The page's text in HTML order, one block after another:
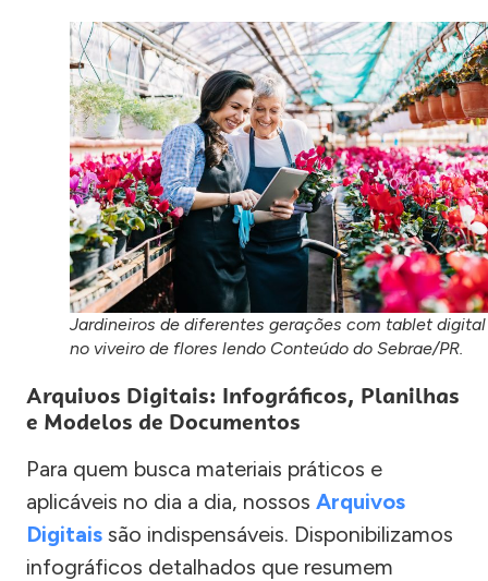
Jardineiros de diferentes gerações com tablet digital
no viveiro de flores lendo Conteúdo do Sebrae/PR.
Arquivos Digitais: Infográficos, Planilhas
e Modelos de Documentos
Para quem busca materiais práticos e
aplicáveis no dia a dia, nossos Arquivos
Digitais são indispensáveis. Disponibilizamos
infográficos detalhados que resumem